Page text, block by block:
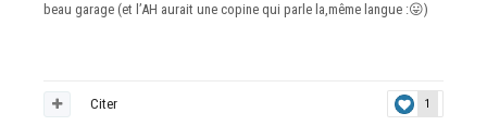
beau garage (et l’AH aurait une copine qui parle la,même langue :😛)
1
Citer